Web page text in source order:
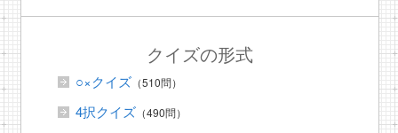
クイズの形式
○×クイズ（510問）
4択クイズ（490問）